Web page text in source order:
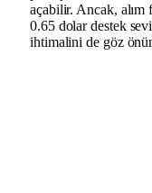
açabilir. Ancak, alım
0.65 dolar destek
ihtimalini de göz